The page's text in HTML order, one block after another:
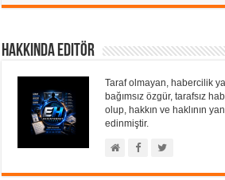
Hakkında Editör
Taraf olmayan, habercilik
bağımsız özgür, tarafsız
olup, hakkın ve haklının
edinmiştir.